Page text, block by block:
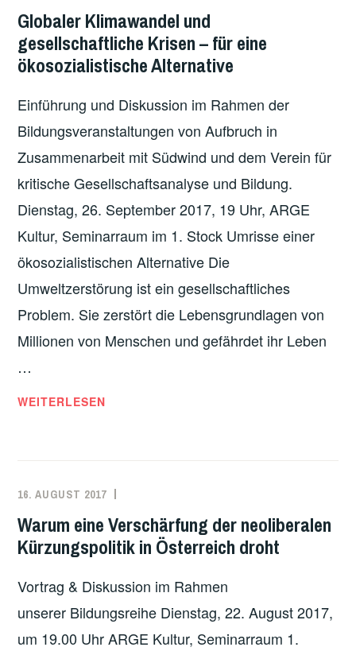
BILDUNGSREIHE,
ÖKOSOZIALISMUS,
THEMEN,
VERGANGENE
VERANSTALTUNGEN
Globaler Klimawandel und
gesellschaftliche Krisen – für eine
ökosozialistische Alternative
Einführung und Diskussion im Rahmen der
Bildungsveranstaltungen von Aufbruch in
Zusammenarbeit mit Südwind und dem Verein für
kritische Gesellschaftsanalyse und Bildung.
Dienstag, 26. September 2017, 19 Uhr, ARGE
Kultur, Seminarraum im 1. Stock Umrisse einer
ökosozialistischen Alternative Die
Umweltzerstörung ist ein gesellschaftliches
Problem. Sie zerstört die Lebensgrundlagen von
Millionen von Menschen und gefährdet ihr Leben
…
GLOBALER
–
FÜR
EINE
ALTERNATIVE
WEITERLESEN
16. AUGUST 2017
LINKS
GEDACHT!
BILDUNGSREIHE,
VERANSTALTUNGEN,
VERGANGENE
Warum eine Verschärfung der neoliberalen
Kürzungspolitik in Österreich droht
Vortrag & Diskussion im Rahmen
unserer Bildungsreihe Dienstag, 22. August 2017,
um 19.00 Uhr ARGE Kultur, Seminarraum 1.